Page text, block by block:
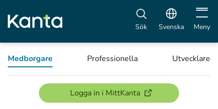
Sök Svenska Öppna
Meny
Medborgare Professionella Utvecklare
Logga in i MittKanta(öppnas i ett nytt